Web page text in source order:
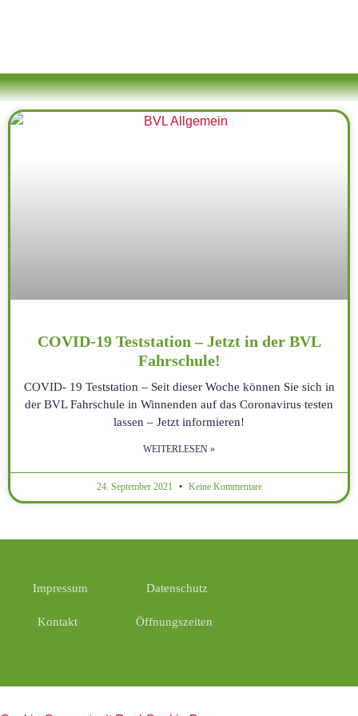
COVID-19 Teststation – Jetzt in der BVL
Fahrschule!
COVID- 19 Teststation – Seit dieser Woche können Sie sich in
der BVL Fahrschule in Winnenden auf das Coronavirus testen
lassen – Jetzt informieren!
WEITERLESEN »
24. September 2021 Keine Kommentare
Impressum Datenschutz
Kontakt Öffnungszeiten